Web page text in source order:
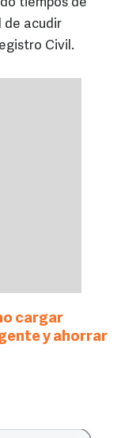
tiempos de
de acudir
Civil.
cargar
y ahorrar